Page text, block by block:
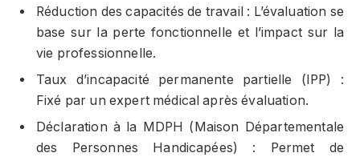
Réduction des capacités de travail : L’évaluation se
base sur la perte fonctionnelle et l’impact sur la
vie professionnelle.
Taux d’incapacité permanente partielle (IPP) :
Fixé par un expert médical après évaluation.
Déclaration à la MDPH (Maison Départementale
des Personnes Handicapées) : Permet de